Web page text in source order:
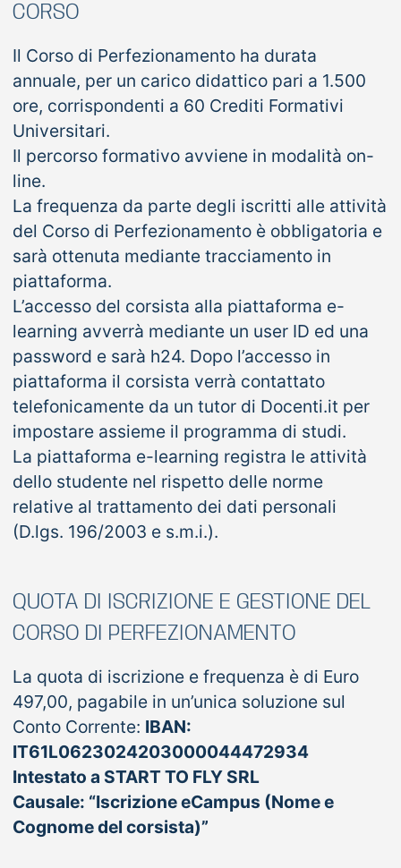
CORSO
Il Corso di Perfezionamento ha durata
annuale, per un carico didattico pari a 1.500
ore, corrispondenti a 60 Crediti Formativi
Universitari.
Il percorso formativo avviene in modalità on-
line.
La frequenza da parte degli iscritti alle attività
del Corso di Perfezionamento è obbligatoria e
sarà ottenuta mediante tracciamento in
piattaforma.
L’accesso del corsista alla piattaforma e-
learning avverrà mediante un user ID ed una
password e sarà h24. Dopo l’accesso in
piattaforma il corsista verrà contattato
telefonicamente da un tutor di Docenti.it per
impostare assieme il programma di studi.
La piattaforma e-learning registra le attività
dello studente nel rispetto delle norme
relative al trattamento dei dati personali
(D.lgs. 196/2003 e s.m.i.).
QUOTA DI ISCRIZIONE E GESTIONE DEL
CORSO DI PERFEZIONAMENTO
La quota di iscrizione e frequenza è di Euro
497,00, pagabile in un’unica soluzione sul
Conto Corrente: IBAN:
IT61L0623024203000044472934
Intestato a START TO FLY SRL
Causale: “Iscrizione eCampus (Nome e
Cognome del corsista)”